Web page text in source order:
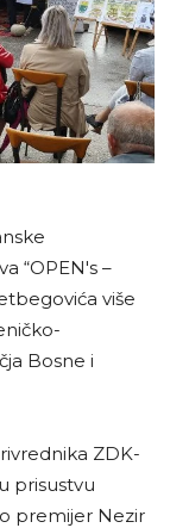
“OPEN's –
više
Bosne i
ZDK-
prisustvu
premijer Nezir